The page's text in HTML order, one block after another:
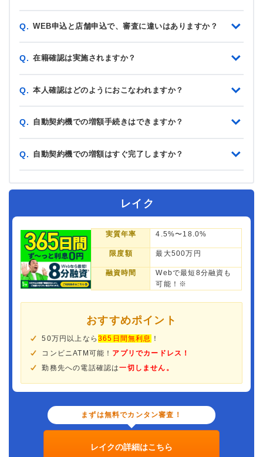
Q. WEB申込と店舗申込で、審査に違いはありますか？
Q. 在籍確認は実施されますか？
Q. 本人確認はどのようにおこなわれますか？
Q. 自動契約機での増額手続きはできますか？
Q. 自動契約機での増額はすぐ完了しますか？
レイク
実質年率 4.5%〜18.0%
限度額 最大500万円
融資時間
Webで最短8分融資も
可能！※
おすすめポイント
50万円以上なら365日間無利息
！
コンビニATM可能！ アプリでカードレス！
勤務先への電話確認は一切しません。
まずは無料でカンタン審査！
レイクの詳細はこちら